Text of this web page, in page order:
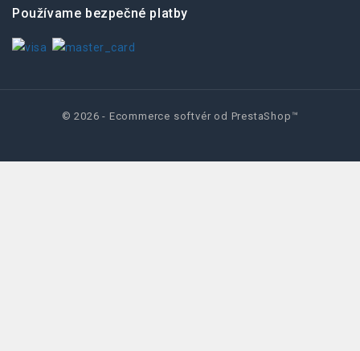
Používame bezpečné platby
© 2026 - Ecommerce softvér od PrestaShop™